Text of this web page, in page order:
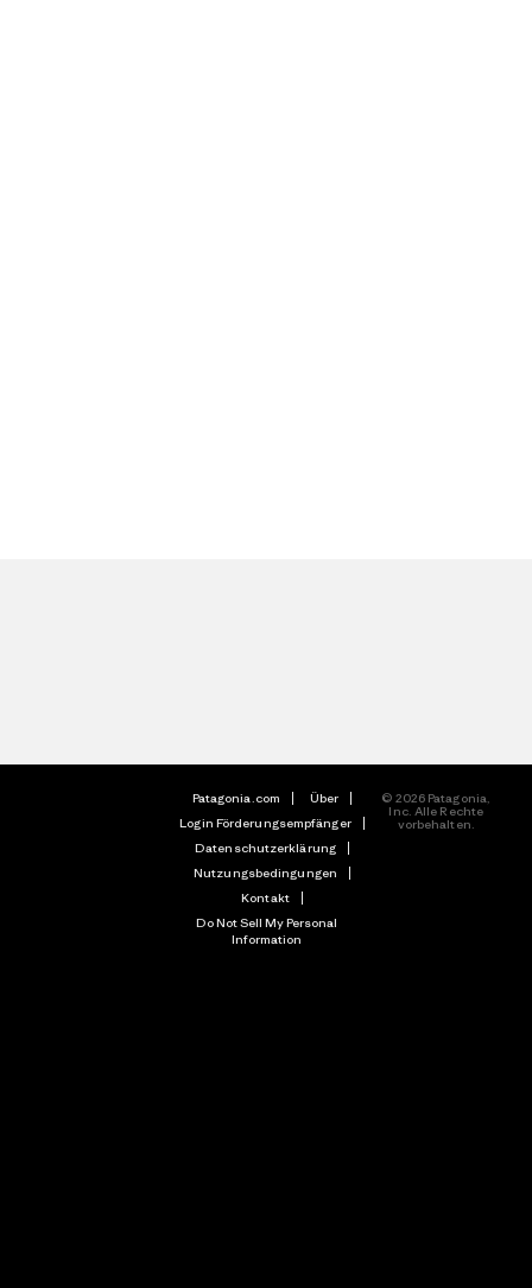
Patagonia.com
Über
Login Förderungsempfänger
Datenschutzerklärung
Nutzungsbedingungen
Kontakt
Do Not Sell My Personal
Information
© 2026 Patagonia,
Inc. Alle Rechte
vorbehalten.